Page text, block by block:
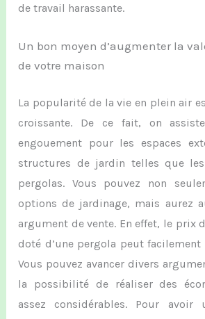
de travail harassante.
Un bon moyen d’augmenter la
de votre maison
La popularité de la vie en plein air
croissante. De ce fait, on
engouement pour les espaces
structures de jardin telles que
pergolas. Vous pouvez non
options de jardinage, mais aurez
argument de vente. En effet, le prix
doté d’une pergola peut facilement
Vous pouvez avancer divers
la possibilité de réaliser des
assez considérables. Pour avoir